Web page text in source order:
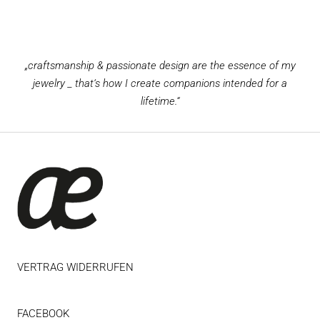
„craftsmanship & passionate design are the essence of my
jewelry _ that‘s how I create companions intended for a
lifetime.“
VERTRAG WIDERRUFEN
FACEBOOK